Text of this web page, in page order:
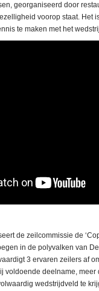
georganiseerd door
voorop staat. Het
te maken met het
de zeilcommissie de
in de polyvalken van
3 ervaren zeilers af
voldoende deelname, meer
wedstrijdveld te